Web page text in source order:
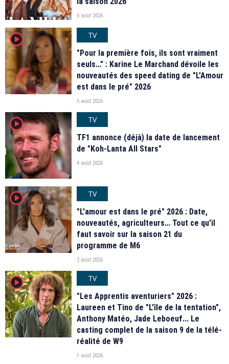
6 août 2026
player2
TV
"Pour la première fois, ils sont vraiment
seuls…" : Karine Le Marchand dévoile les
nouveautés des speed dating de "L'Amour
est dans le pré" 2026
5 août 2026
player2
TV
TF1 annonce (déjà) la date de lancement
de "Koh-Lanta All Stars"
4 août 2026
player2
TV
"L'amour est dans le pré" 2026 : Date,
nouveautés, agriculteurs… Tout ce qu'il
faut savoir sur la saison 21 du
programme de M6
2 août 2026
player2
TV
"Les Apprentis aventuriers" 2026 :
Laureen et Tino de "L'île de la tentation",
Anthony Matéo, Jade Leboeuf... Le
casting complet de la saison 9 de la télé-
réalité de W9
1 août 2026